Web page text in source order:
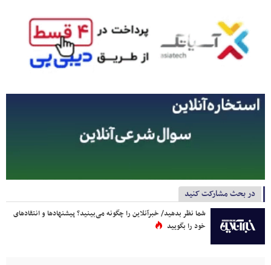
در بحث مشارکت کنید
شما نظر بدهید/ خبرآنلاین را چگونه می‌بینید؟ پیشنهادها و انتقادهای
خود را بگویید